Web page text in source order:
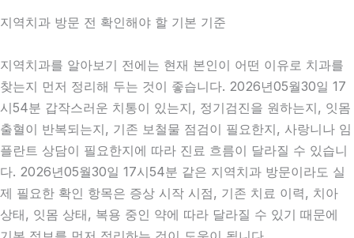
지역치과 방문 전 확인해야 할 기본 기준
지역치과를 알아보기 전에는 현재 본인이 어떤 이유로 치과를
찾는지 먼저 정리해 두는 것이 좋습니다. 2026년05월30일 17
시54분 갑작스러운 치통이 있는지, 정기검진을 원하는지, 잇몸
출혈이 반복되는지, 기존 보철물 점검이 필요한지, 사랑니나 임
플란트 상담이 필요한지에 따라 진료 흐름이 달라질 수 있습니
다. 2026년05월30일 17시54분 같은 지역치과 방문이라도 실
제 필요한 확인 항목은 증상 시작 시점, 기존 치료 이력, 치아
상태, 잇몸 상태, 복용 중인 약에 따라 달라질 수 있기 때문에